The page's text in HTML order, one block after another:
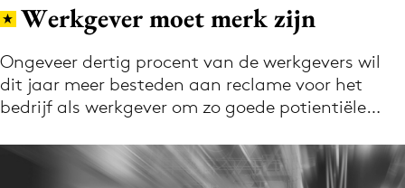
Download de app
Volg het laatste nieuws via de Adformatie
Nieuws app
Werkgever moet merk zijn
Ongeveer dertig procent van de werkgevers wil
dit jaar meer besteden aan reclame voor het
bedrijf als werkgever om zo goede potientiële…